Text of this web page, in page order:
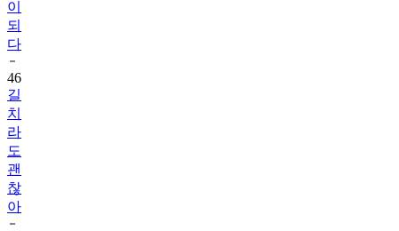
이
되
다
46
길
치
라
도
괜
찮
아